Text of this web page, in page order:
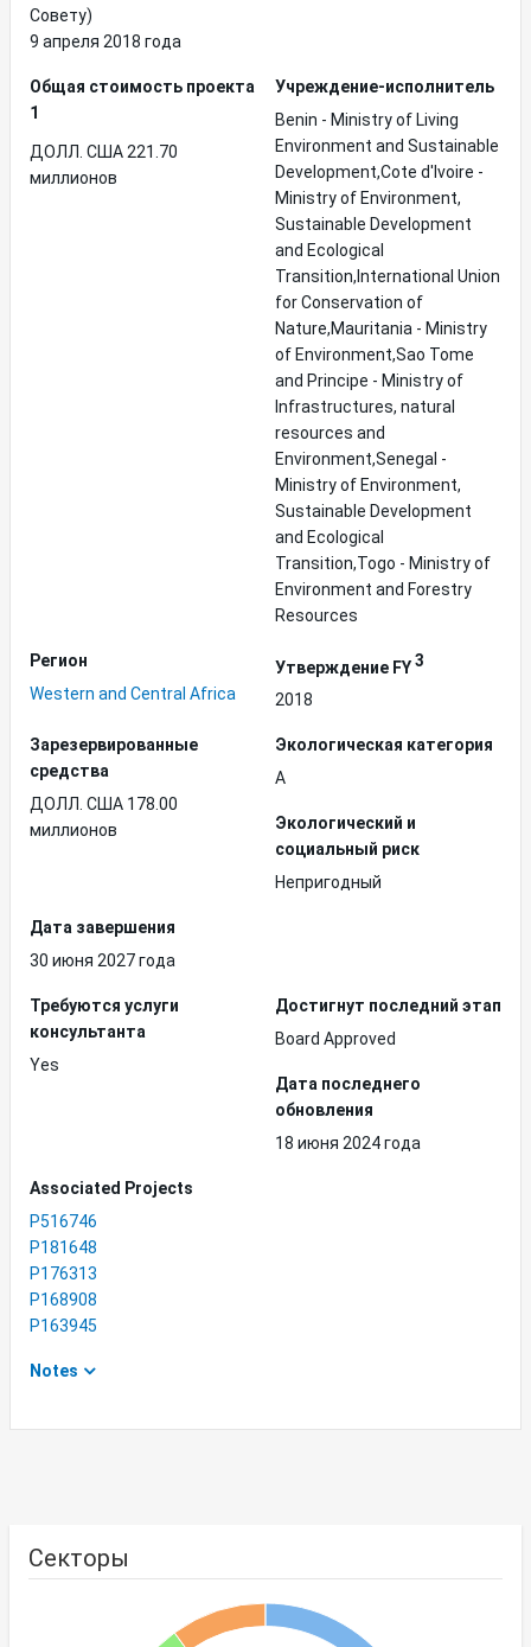
Совету)
9 апреля 2018 года
Общая стоимость проекта
1
ДОЛЛ. США 221.70
миллионов
Учреждение-исполнитель
Benin - Ministry of Living
Environment and Sustainable
Development,Cote d'Ivoire -
Ministry of Environment,
Sustainable Development
and Ecological
Transition,International Union
for Conservation of
Nature,Mauritania - Ministry
of Environment,Sao Tome
and Principe - Ministry of
Infrastructures, natural
resources and
Environment,Senegal -
Ministry of Environment,
Sustainable Development
and Ecological
Transition,Togo - Ministry of
Environment and Forestry
Resources
Регион
Western and Central Africa
Утверждение FY3
2018
Зарезервированные
средства
ДОЛЛ. США 178.00
миллионов
Экологическая категория
A
Экологический и
социальный риск
Непригодный
Дата завершения
30 июня 2027 года
Требуются услуги
консультанта
Yes
Достигнут последний этап
Board Approved
Дата последнего
обновления
18 июня 2024 года
Associated Projects
P516746
P181648
P176313
P168908
P163945
Notes
Секторы